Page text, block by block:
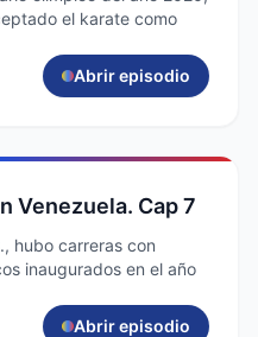
el karate como
Abrir episodio
Venezuela. Cap 7
hubo carreras con
inaugurados en el año
Abrir episodio